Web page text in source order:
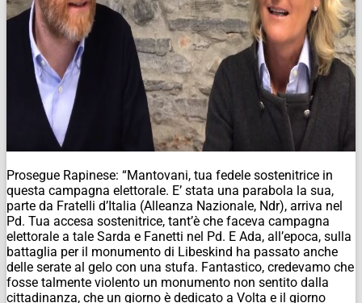
Prosegue Rapinese: “Mantovani, tua fedele sostenitrice in
questa campagna elettorale. E’ stata una parabola la sua,
parte da Fratelli d’Italia (Alleanza Nazionale, Ndr), arriva nel
Pd. Tua accesa sostenitrice, tant’è che faceva campagna
elettorale a tale Sarda e Fanetti nel Pd. E Ada, all’epoca, sulla
battaglia per il monumento di Libeskind ha passato anche
delle serate al gelo con una stufa. Fantastico, credevamo che
fosse talmente violento un monumento non sentito dalla
cittadinanza, che un giorno è dedicato a Volta e il giorno